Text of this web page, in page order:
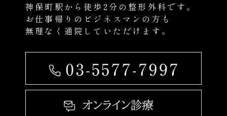
神保町駅から徒歩2分の整形外科です。
お仕事帰りのビジネスマンの方も
無理なく通院していただけます。